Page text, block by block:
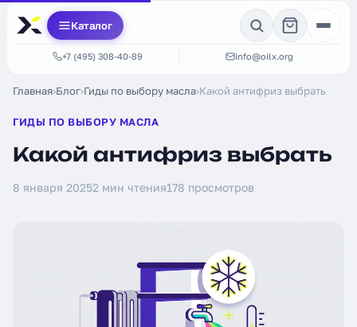
Каталог
+7 (495) 308-40-89 info@oilx.org
Главная›Блог›Гиды по выбору масла›Какой антифриз выбрать
ГИДЫ ПО ВЫБОРУ МАСЛА
Какой антифриз выбрать
8 января 20252 мин чтения178 просмотров